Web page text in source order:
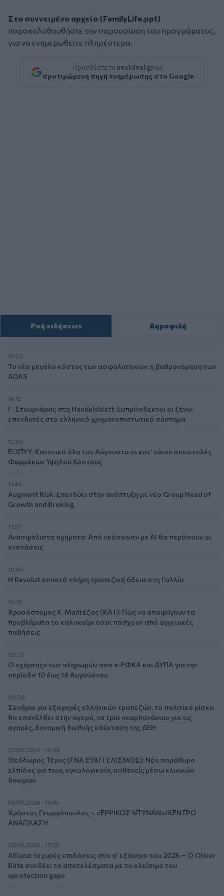
Στο συννειμένο αρχείο (FamilyLife.ppt)
παρακολοθουθήστε την παρουσίαση του προγράματος,
για να ενημερωθείτε πληρέστερα.
Προσθέστε το nextdeal.gr ως
προτιμώμενη πηγή ενημέρωσης στο Google
Ροή ειδήσεων Δημοφιλή
15:20
Το νέο μεγάλο κόστος των ασφαλιστικών: η βαθμονόμηση των
ADAS
14:15
Γ. Στουρνάρας στη Handelsblatt: Ευπρόσδεκτοι οι ξένοι
επενδυτές στο ελληνικό χρηματοπιστωτικό σύστημα
12:50
ΕΟΠΥΥ: Κανονικά όλο τον Αύγουστο οι κατ’ οίκον αποστολές
Φαρμάκων Υψηλού Κόστους
11:46
Augment Risk: Επενδύει στην ανάπτυξη με νέο Group Head of
Growth and Broking
11:07
Ανασφάλιστα οχήματα: Από «κόσκινο» με AI θα περάσουν οι
ενστάσεις
10:40
Η Revolut αποκτά πλήρη τραπεζική άδεια στη Γαλλία
10:18
Χρυσόστομος Κ. Μαλτέζος (ΚΑΤ): Πώς να αποφύγουν τα
προβλήματα το καλοκαίρι όσοι πάσχουν από αγγειακές
παθήσεις
09:27
Ο «χάρτης» των πληρωμών από e-ΕΦΚΑ και ΔΥΠΑ για την
περίοδο 10 έως 14 Αυγούστου
08:38
Σενάρια για εξαγορές ελληνικών τραπεζών, το πολιτικό ρίσκο
θα επανέλθει στην αγορά, τα τρία «καμπανάκια» για τις
αγορές, δυναμική διεθνής επέκταση της ΔΕΗ
07.08.2026 - 14:38
Θεόδωρος Τέγος (ΓΝΑ ΕΥΑΓΓΕΛΙΣΜΟΣ): Νέο παράθυρο
ελπίδας για τους ογκολογικούς ασθενείς μέσω κλινικών
δοκιμών
07.08.2026 - 13:16
Χρήστος Γεωργόπουλος – «ΕΡΡΙΚΟΣ ΝΤΥΝΑΝ»/ΚΕΝΤΡΟ
ΑΝΑΠΛΑΣΗ
07.08.2026 - 12:25
Allianz: Ισχυρές επιδόσεις στο α’ εξάμηνο του 2026 – Ο Oliver
Bäte συνδέει τα αποτελέσματα με το κλείσιμο του
«protection gap»